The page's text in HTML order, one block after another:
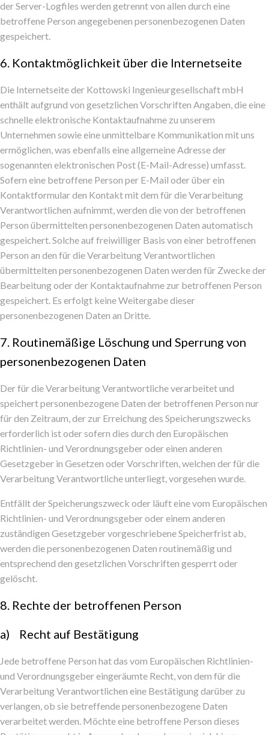
der Server-Logfiles werden getrennt von allen durch eine
betroffene Person angegebenen personenbezogenen Daten
gespeichert.
6. Kontaktmöglichkeit über die Internetseite
Die Internetseite der Kottowski Ingenieurgesellschaft mbH
enthält aufgrund von gesetzlichen Vorschriften Angaben, die eine
schnelle elektronische Kontaktaufnahme zu unserem
Unternehmen sowie eine unmittelbare Kommunikation mit uns
ermöglichen, was ebenfalls eine allgemeine Adresse der
sogenannten elektronischen Post (E-Mail-Adresse) umfasst.
Sofern eine betroffene Person per E-Mail oder über ein
Kontaktformular den Kontakt mit dem für die Verarbeitung
Verantwortlichen aufnimmt, werden die von der betroffenen
Person übermittelten personenbezogenen Daten automatisch
gespeichert. Solche auf freiwilliger Basis von einer betroffenen
Person an den für die Verarbeitung Verantwortlichen
übermittelten personenbezogenen Daten werden für Zwecke der
Bearbeitung oder der Kontaktaufnahme zur betroffenen Person
gespeichert. Es erfolgt keine Weitergabe dieser
personenbezogenen Daten an Dritte.
7. Routinemäßige Löschung und Sperrung von
personenbezogenen Daten
Der für die Verarbeitung Verantwortliche verarbeitet und
speichert personenbezogene Daten der betroffenen Person nur
für den Zeitraum, der zur Erreichung des Speicherungszwecks
erforderlich ist oder sofern dies durch den Europäischen
Richtlinien- und Verordnungsgeber oder einen anderen
Gesetzgeber in Gesetzen oder Vorschriften, welchen der für die
Verarbeitung Verantwortliche unterliegt, vorgesehen wurde.
Entfällt der Speicherungszweck oder läuft eine vom Europäischen
Richtlinien- und Verordnungsgeber oder einem anderen
zuständigen Gesetzgeber vorgeschriebene Speicherfrist ab,
werden die personenbezogenen Daten routinemäßig und
entsprechend den gesetzlichen Vorschriften gesperrt oder
gelöscht.
8. Rechte der betroffenen Person
a) Recht auf Bestätigung
Jede betroffene Person hat das vom Europäischen Richtlinien-
und Verordnungsgeber eingeräumte Recht, von dem für die
Verarbeitung Verantwortlichen eine Bestätigung darüber zu
verlangen, ob sie betreffende personenbezogene Daten
verarbeitet werden. Möchte eine betroffene Person dieses